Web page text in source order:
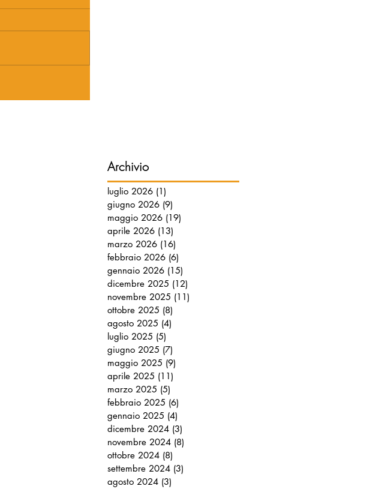
Archivio
luglio 2026 (1)
giugno 2026 (9)
maggio 2026 (19)
aprile 2026 (13)
marzo 2026 (16)
febbraio 2026 (6)
gennaio 2026 (15)
dicembre 2025 (12)
novembre 2025 (11)
ottobre 2025 (8)
agosto 2025 (4)
luglio 2025 (5)
giugno 2025 (7)
maggio 2025 (9)
aprile 2025 (11)
marzo 2025 (5)
febbraio 2025 (6)
gennaio 2025 (4)
dicembre 2024 (3)
novembre 2024 (8)
ottobre 2024 (8)
settembre 2024 (3)
agosto 2024 (3)